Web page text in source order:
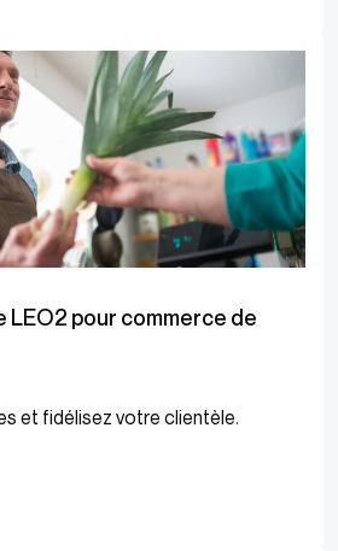
LEO2 pour commerce de
et fidélisez votre clientèle.